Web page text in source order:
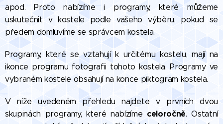
apod. Proto nabízíme i programy, které můžeme
uskutečnit v kostele podle vašeho výběru, pokud se
předem domluvíme se správcem kostela.
Programy, které se vztahují k určitému kostelu, mají na
ikonce programu fotografii tohoto kostela. Programy ve
vybraném kostele obsahují na konce piktogram kostela.
V níže uvedeném přehledu najdete v prvních dvou
skupinách programy, které nabízíme celoročně. Ostatní